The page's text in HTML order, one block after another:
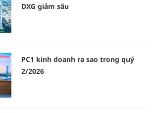
DXG giảm sâu
PC1 kinh doanh ra sao trong quý
2/2026